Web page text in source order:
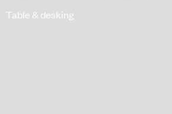
Table & desking